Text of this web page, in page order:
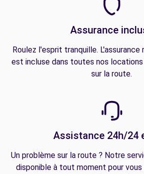
Assurance
Roulez l'esprit tranquille.
est incluse dans toutes nos
sur la route.
Assistance 24h/24
Un problème sur la route ? Notre
disponible à tout moment pour vous